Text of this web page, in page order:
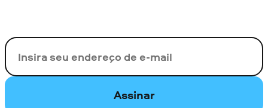
Seu e-mail
Assinar